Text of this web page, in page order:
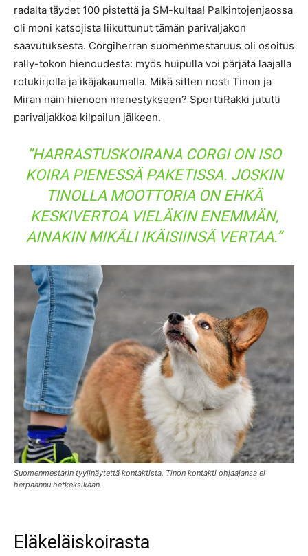
radalta täydet 100 pistettä ja SM-kultaa! Palkintojenjaossa
oli moni katsojista liikuttunut tämän parivaljakon
saavutuksesta. Corgiherran suomenmestaruus oli osoitus
rally-tokon hienoudesta: myös huipulla voi pärjätä laajalla
rotukirjolla ja ikäjakaumalla. Mikä sitten nosti Tinon ja
Miran näin hienoon menestykseen? SporttiRakki jututti
parivaljakkoa kilpailun jälkeen.
”HARRASTUSKOIRANA CORGI ON ISO
KOIRA PIENESSÄ PAKETISSA. JOSKIN
TINOLLA MOOTTORIA ON EHKÄ
KESKIVERTOA VIELÄKIN ENEMMÄN,
AINAKIN MIKÄLI IKÄISIINSÄ VERTAA.”
Suomenmestarin tyylinäytettä kontaktista. Tinon kontakti ohjaajansa ei
herpaannu hetkeksikään.
Eläkeläiskoirasta